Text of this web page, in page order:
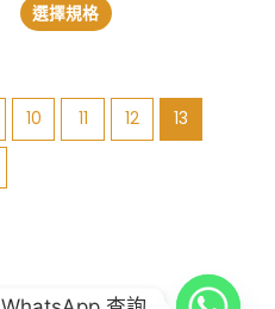
選擇規格
10 11 12 13